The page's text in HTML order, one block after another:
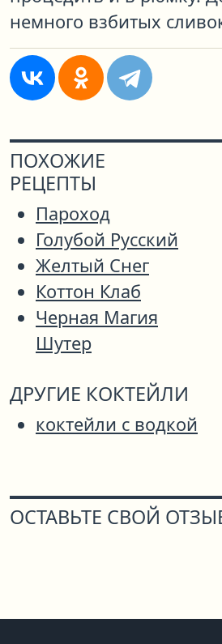
немного взбитых
ПОХОЖИЕ
РЕЦЕПТЫ
Пароход
Голубой Русский
Желтый Снег
Коттон Клаб
Черная Магия
Шутер
ДРУГИЕ КОКТЕЙЛИ
коктейли с водкой
ОСТАВЬТЕ СВОЙ